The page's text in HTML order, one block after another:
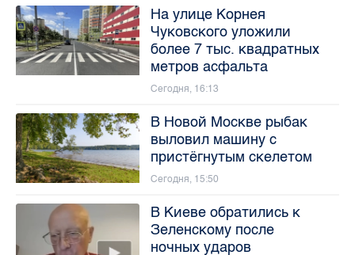
На улице Корнея
Чуковского уложили
более 7 тыс. квадратных
метров асфальта
Сегодня, 16:13
В Новой Москве рыбак
выловил машину с
пристёгнутым скелетом
Сегодня, 15:50
В Киеве обратились к
Зеленскому после
ночных ударов